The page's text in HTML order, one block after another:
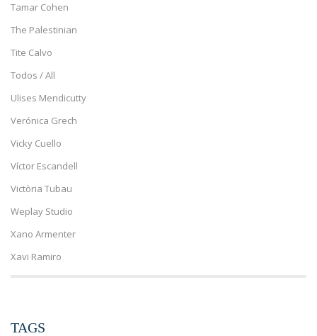
Tamar Cohen
The Palestinian
Tite Calvo
Todos / All
Ulises Mendicutty
Verónica Grech
Vicky Cuello
Víctor Escandell
Victòria Tubau
Weplay Studio
Xano Armenter
Xavi Ramiro
TAGS